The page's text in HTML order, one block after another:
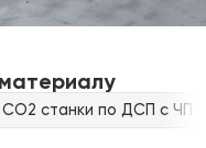
CO2 станки по ДСП с ЧПУ